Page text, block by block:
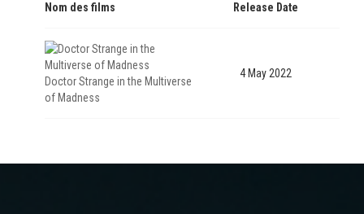
Nom des films Release Date
Doctor Strange in the Multiverse
of Madness
4 May 2022